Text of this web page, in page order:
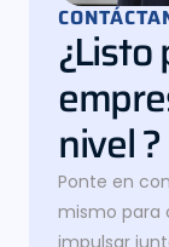
¿Listo
nivel ?
Ponte en
mismo para
impulsar